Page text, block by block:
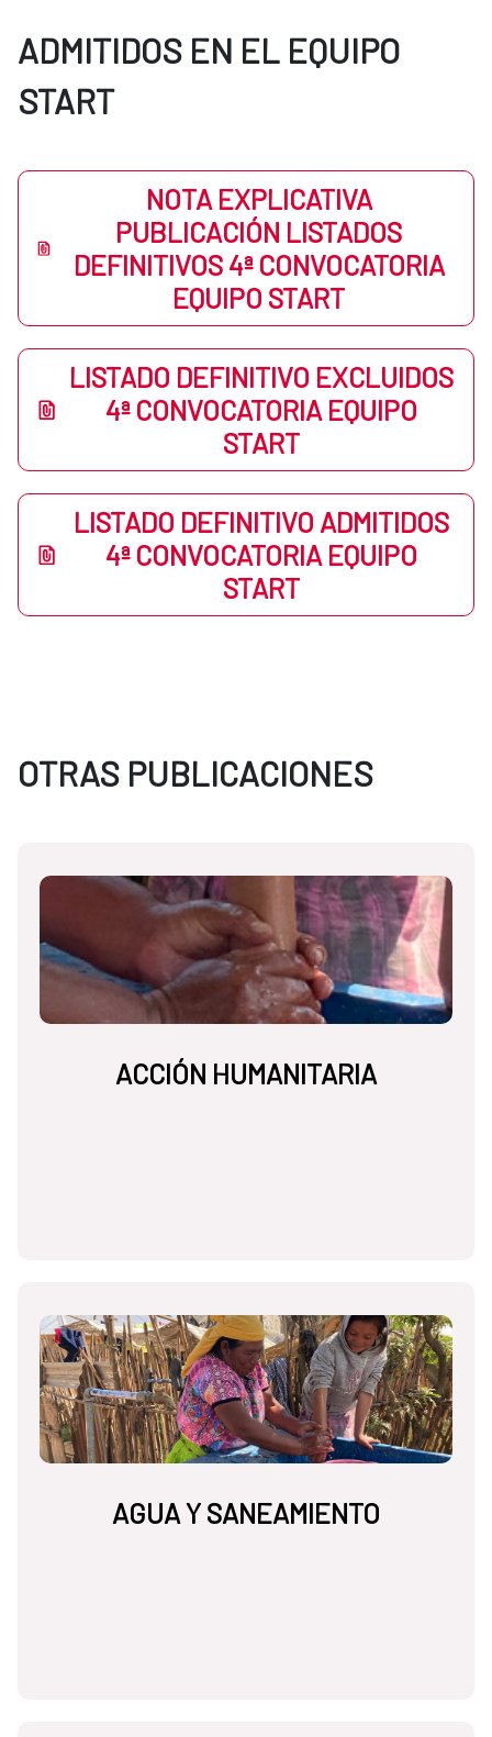
ADMITIDOS EN EL EQUIPO
START
NOTA EXPLICATIVA
PUBLICACIÓN LISTADOS
DEFINITIVOS 4ª CONVOCATORIA
EQUIPO START
LISTADO DEFINITIVO EXCLUIDOS
4ª CONVOCATORIA EQUIPO
START
LISTADO DEFINITIVO ADMITIDOS
4ª CONVOCATORIA EQUIPO
START
OTRAS PUBLICACIONES
ACCIÓN HUMANITARIA
AGUA Y SANEAMIENTO